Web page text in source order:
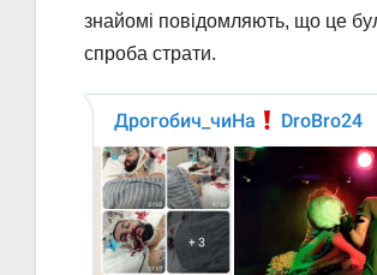
знайомі повідомляють, що це
спроба страти.